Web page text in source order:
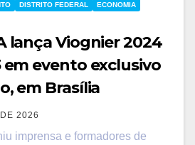
DISTRITO FEDERAL
ECONOMIA
lança Viognier 2024
em evento exclusivo
em Brasília
2026
imprensa e formadores de